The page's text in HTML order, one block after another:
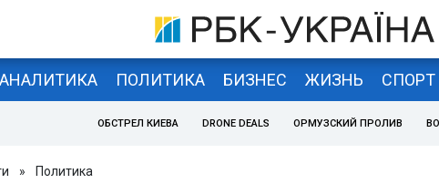
АНАЛИТИКА ПОЛИТИКА БИЗНЕС ЖИЗНЬ СПОРТ
ОБСТРЕЛ КИЕВА DRONE DEALS ОРМУЗСКИЙ ПРОЛИВ
» Политика